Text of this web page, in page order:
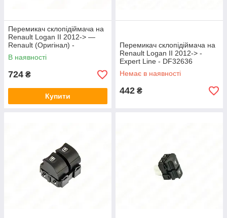
Перемикач склопідіймача на
Renault Logan II 2012-> —
Renault (Оригінал) -
254116484R
В наявності
724 ₴
Купити
Перемикач склопідіймача на
Renault Logan II 2012-> -
Expert Line - DF32636
Немає в наявності
442 ₴